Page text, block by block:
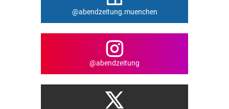
@abendzeitung.muenchen
@abendzeitung